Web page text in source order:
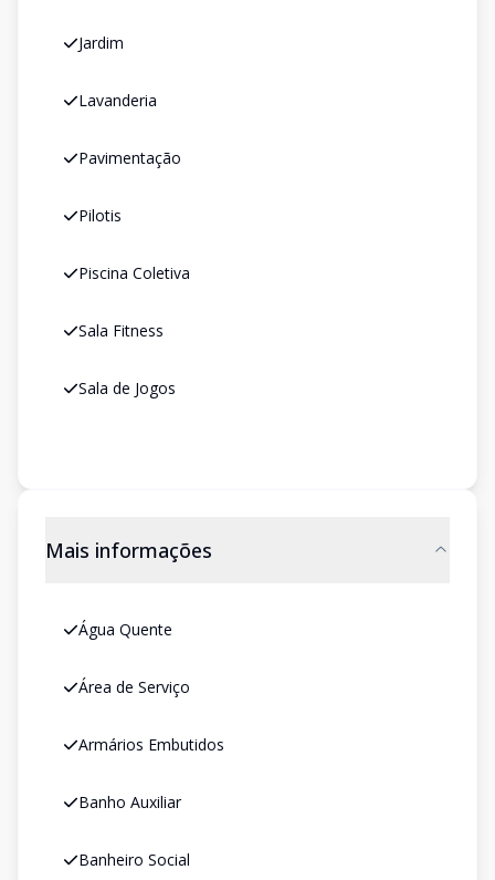
Jardim
Lavanderia
Pavimentação
Pilotis
Piscina Coletiva
Sala Fitness
Sala de Jogos
Mais informações
Água Quente
Área de Serviço
Armários Embutidos
Banho Auxiliar
Banheiro Social